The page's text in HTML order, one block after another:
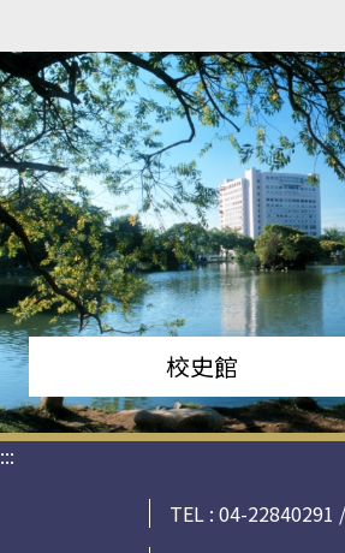
校史館
:::
TEL : 04-22840291